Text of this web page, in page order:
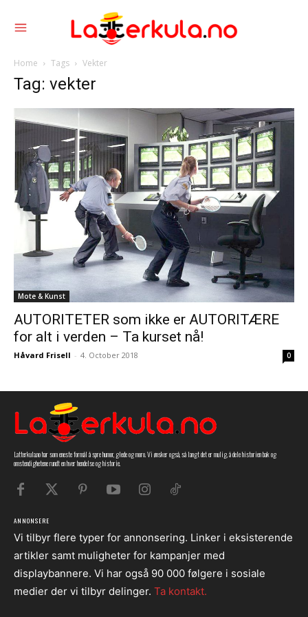
Home Tags Vekter
Tag: vekter
Mote & Kunst
AUTORITETER som ikke er AUTORITÆRE
for alt i verden – Ta kurset nå!
Håvard Frisell - 4. October 2018 0
Latterkula.no har som eneste formål å spre humor, glede og moro. Vi ønsker også, så langt det er mulig, å dele historien bak og
omstendighetene rundt en hver hendelse og historie.
ANNONSERE
Vi tilbyr flere typer for annonsering. Linker i eksisterende
artikler samt muligheter for kampanjer med
displaybannere. Vi har også 90 000 følgere i sosiale
medier der vi tilbyr delinger. Ta kontakt.